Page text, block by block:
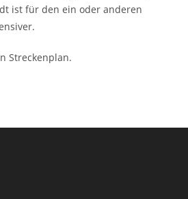
ist für den ein oder anderen
Streckenplan.